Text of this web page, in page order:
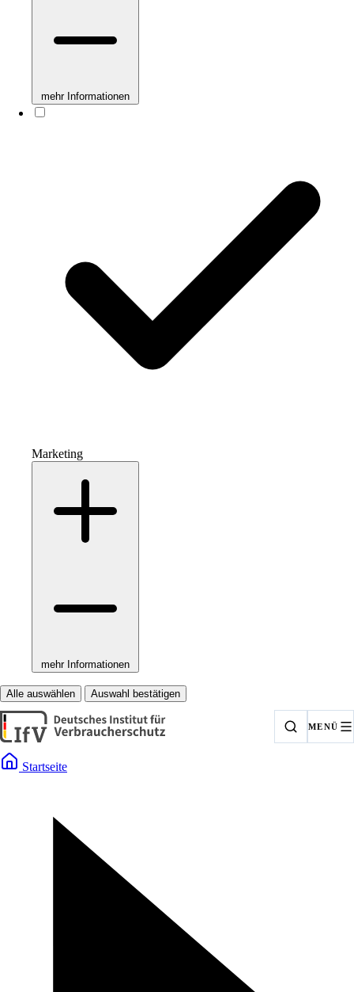
mehr Informationen
Marketing
mehr Informationen
Alle auswählen Auswahl bestätigen
MENÜ
Startseite